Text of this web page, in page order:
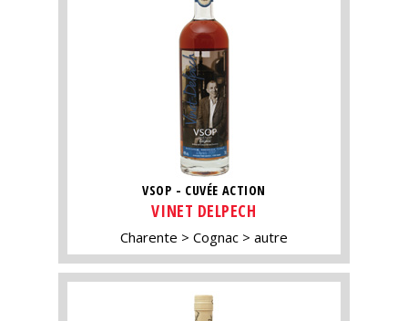
VSOP - CUVÉE ACTION
VINET DELPECH
Charente Cognac autre